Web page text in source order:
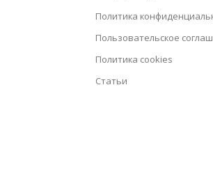
Политика
Пользовательское
Политика cookies
Статьи